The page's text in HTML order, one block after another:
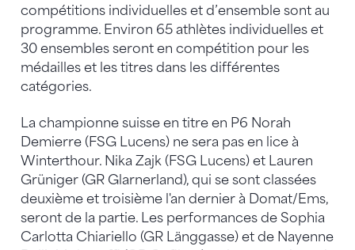
compétitions individuelles et d’ensemble sont au
programme. Environ 65 athlètes individuelles et
30 ensembles seront en compétition pour les
médailles et les titres dans les différentes
catégories.
La championne suisse en titre en P6 Norah
Demierre (FSG Lucens) ne sera pas en lice à
Winterthour. Nika Zajk (FSG Lucens) et Lauren
Grüniger (GR Glarnerland), qui se sont classées
deuxième et troisième l'an dernier à Domat/Ems,
seront de la partie. Les performances de Sophia
Carlotta Chiariello (GR Länggasse) et de Nayenne